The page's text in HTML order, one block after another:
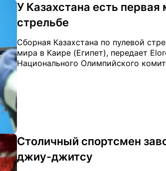
У Казахстана есть
стрельбе
Сборная Казахстана по пулевой
мира в Каире (Египет), передает
Национального Олимпийского
Столичный спортсмен
джиу-джитсу